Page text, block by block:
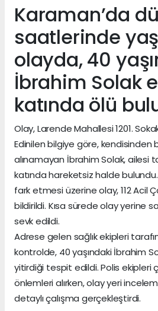
Karaman’da
saatlerinde
olayda, 40
İbrahim Solak
katında ölü
Olay, Larende Mahallesi 1201.
Edinilen bilgiye göre, kendisinden
alınamayan İbrahim Solak, ailesi
katında hareketsiz halde
fark etmesi üzerine olay, 112 Acil
bildirildi. Kısa sürede olay yerine
sevk edildi.
Adrese gelen sağlık ekipleri
kontrolde, 40 yaşındaki İbrahim
yitirdiği tespit edildi. Polis ekipleri
önlemleri alırken, olay yeri
detaylı çalışma gerçekleştirdi.